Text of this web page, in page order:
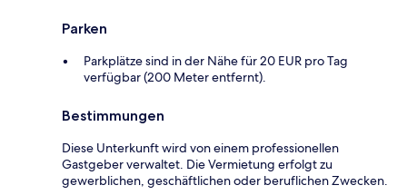
Parken
Parkplätze sind in der Nähe für 20 EUR pro Tag
verfügbar (200 Meter entfernt).
Bestimmungen
Diese Unterkunft wird von einem professionellen
Gastgeber verwaltet. Die Vermietung erfolgt zu
gewerblichen, geschäftlichen oder beruflichen Zwecken.